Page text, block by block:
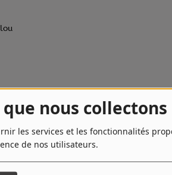
nous collectons
les services et les fonctionnalités
de nos utilisateurs.